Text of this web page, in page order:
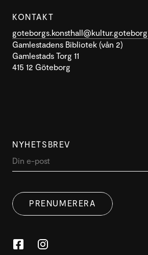
KONTAKT
Gamlestadens Bibliotek (vån 2)
Gamlestads Torg 11
415 12 Göteborg
NYHETSBREV
PRENUMERERA